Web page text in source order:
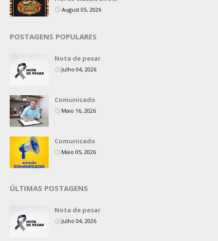
August 05, 2026
POSTAGENS POPULARES
Nota de pesar
Julho 04, 2026
Comunicado
Maio 16, 2026
Comunicado
Maio 05, 2026
ÚLTIMAS POSTAGENS
Nota de pesar
Julho 04, 2026